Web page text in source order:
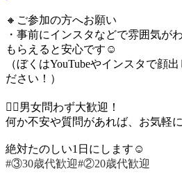
🔸ご参加の方へお願い
・事前にインスタなどで雰囲気が
もらえると安心です☺️
（ぼくはYouTubeやインスタで顔
ださい！）
🚶‍♂️男女問わず大歓迎！
何か不安や質問があれば、お気軽
絶対たのしい1日にします☺️
#③30歳代歓迎#②20歳代歓迎